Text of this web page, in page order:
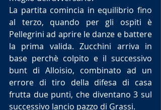
La partita comincia in equilibrio fino
al terzo, quando per gli ospiti è
Pellegrini ad aprire le danze e battere
la prima valida. Zucchini arriva in
base perchè colpito e il successivo
bunt di Alloisio, combinato ad un
errore di tiro della difesa di casa
frutta due punti, che diventano 3 sul
successivo lancio pazzo di Grassi.